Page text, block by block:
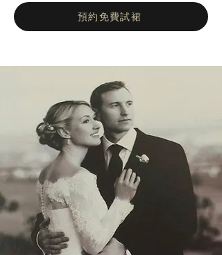
續驚豔全球的新娘與新郎，展現出令人讚嘆的
魅力。
預約免費試裙